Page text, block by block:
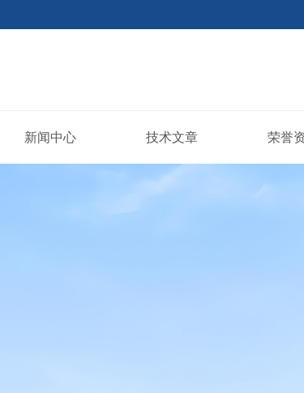
新闻中心 技术文章 荣誉